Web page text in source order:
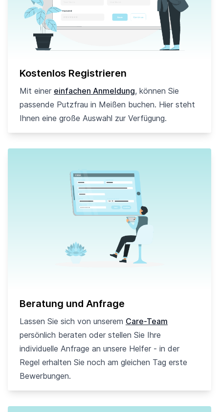
Kostenlos Registrieren
Mit einer einfachen Anmeldung, können Sie
passende Putzfrau in Meißen buchen. Hier steht
Ihnen eine große Auswahl zur Verfügung.
Beratung und Anfrage
Lassen Sie sich von unserem Care-Team
persönlich beraten oder stellen Sie Ihre
individuelle Anfrage an unsere Helfer - in der
Regel erhalten Sie noch am gleichen Tag erste
Bewerbungen.